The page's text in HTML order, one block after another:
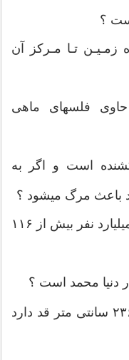
؟
تـا مـرکز آن
حاوی فلسهای ماهی
است و اگر به
باعث مرگ میشود ؟
فقط یک نفر از ۱ میلیارد نفر بیش از ۱۱۶
دنیا محمد است ؟
بلندترین زن دنیا ۲۳۶ سانتی متر قد دارد